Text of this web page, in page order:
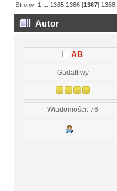
Strony: 1 ... 1365 1366 [1367] 1368
Autor
AB
Gadatliwy
Wiadomości: 76